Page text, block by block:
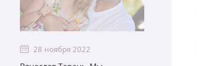
28 ноября 2022